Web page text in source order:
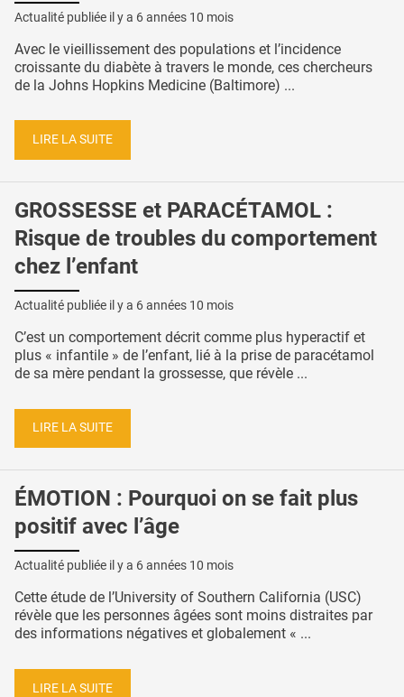
Actualité publiée il y a 6 années 10 mois
Avec le vieillissement des populations et l’incidence
croissante du diabète à travers le monde, ces chercheurs
de la Johns Hopkins Medicine (Baltimore) ...
LIRE LA SUITE
GROSSESSE et PARACÉTAMOL :
Risque de troubles du comportement
chez l’enfant
Actualité publiée il y a 6 années 10 mois
C’est un comportement décrit comme plus hyperactif et
plus « infantile » de l’enfant, lié à la prise de paracétamol
de sa mère pendant la grossesse, que révèle ...
LIRE LA SUITE
ÉMOTION : Pourquoi on se fait plus
positif avec l’âge
Actualité publiée il y a 6 années 10 mois
Cette étude de l’University of Southern California (USC)
révèle que les personnes âgées sont moins distraites par
des informations négatives et globalement « ...
LIRE LA SUITE